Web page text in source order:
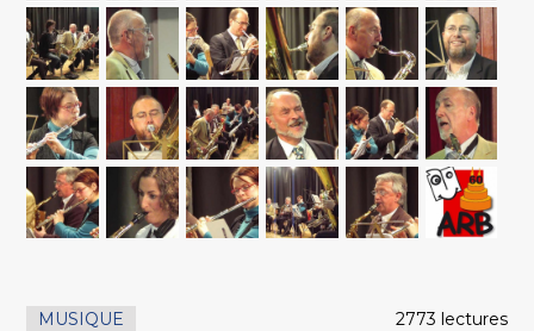
MUSIQUE 2773 lectures